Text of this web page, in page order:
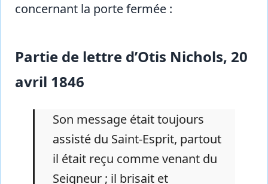
concernant la porte fermée :
Partie de lettre d’Otis Nichols, 20
avril 1846
Son message était toujours
assisté du Saint-Esprit, partout
il était reçu comme venant du
Seigneur ; il brisait et